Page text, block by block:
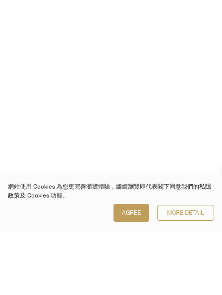
網站使用 Cookies 為您更完善瀏覽體驗，繼續瀏覽即代表閣下同意我們的私隱
政策及 Cookies 功能。
AGREE MORE DETAIL